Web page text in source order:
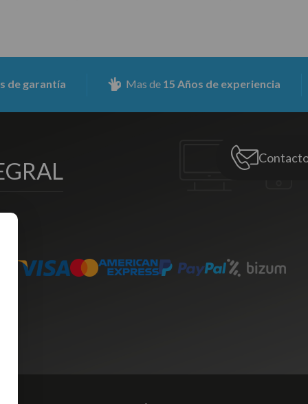
Mas de15 Años de experiencia Aseguramos el